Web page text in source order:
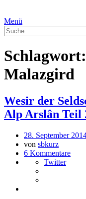
Menü
Schlagwort:
Malazgird
Wesir der
Alp Arslân Teil
28. September
von sbkurz
6 Kommentare
Twitter